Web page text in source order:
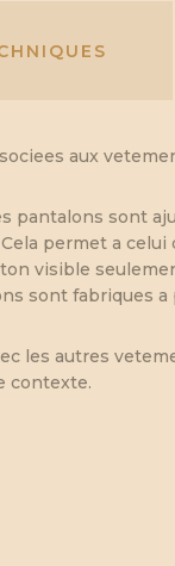
aux
pantalons sont
permet a celui
visible
sont fabriques
les autres
contexte.